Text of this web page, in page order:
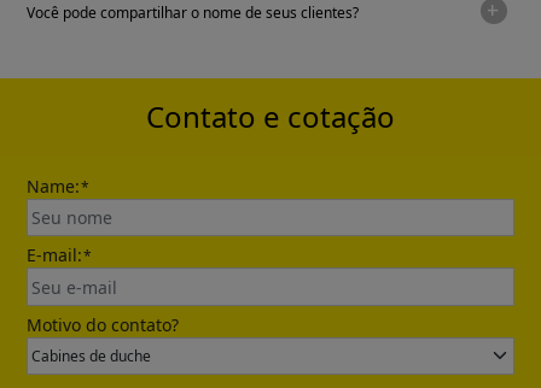
Você pode compartilhar o nome de seus clientes?
Contato e cotação
Name:*
E-mail:*
Motivo do contato?